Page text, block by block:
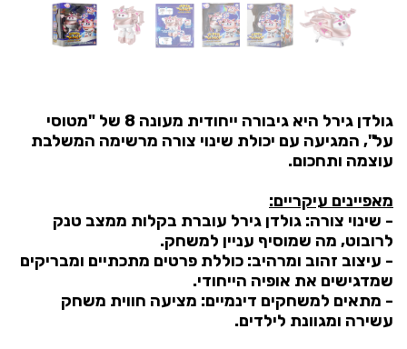
גולדן גירל היא גיבורה ייחודית מעונה 8 של "מטוסי
על", המגיעה עם יכולת שינוי צורה מרשימה המשלבת
עוצמה ותחכום.
מאפיינים עיקריים:
- שינוי צורה: גולדן גירל עוברת בקלות ממצב טנק
לרובוט, מה שמוסיף עניין למשחק.
- עיצוב זהוב ומרהיב: כוללת פרטים מתכתיים ומבריקים
שמדגישים את אופיה הייחודי.
- מתאים למשחקים דינמיים: מציעה חווית משחק
עשירה ומגוונת לילדים.